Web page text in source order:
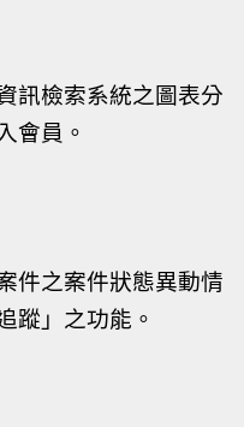
訊檢索系統之圖表分
會員。
件之案件狀態異動情
蹤」之功能。